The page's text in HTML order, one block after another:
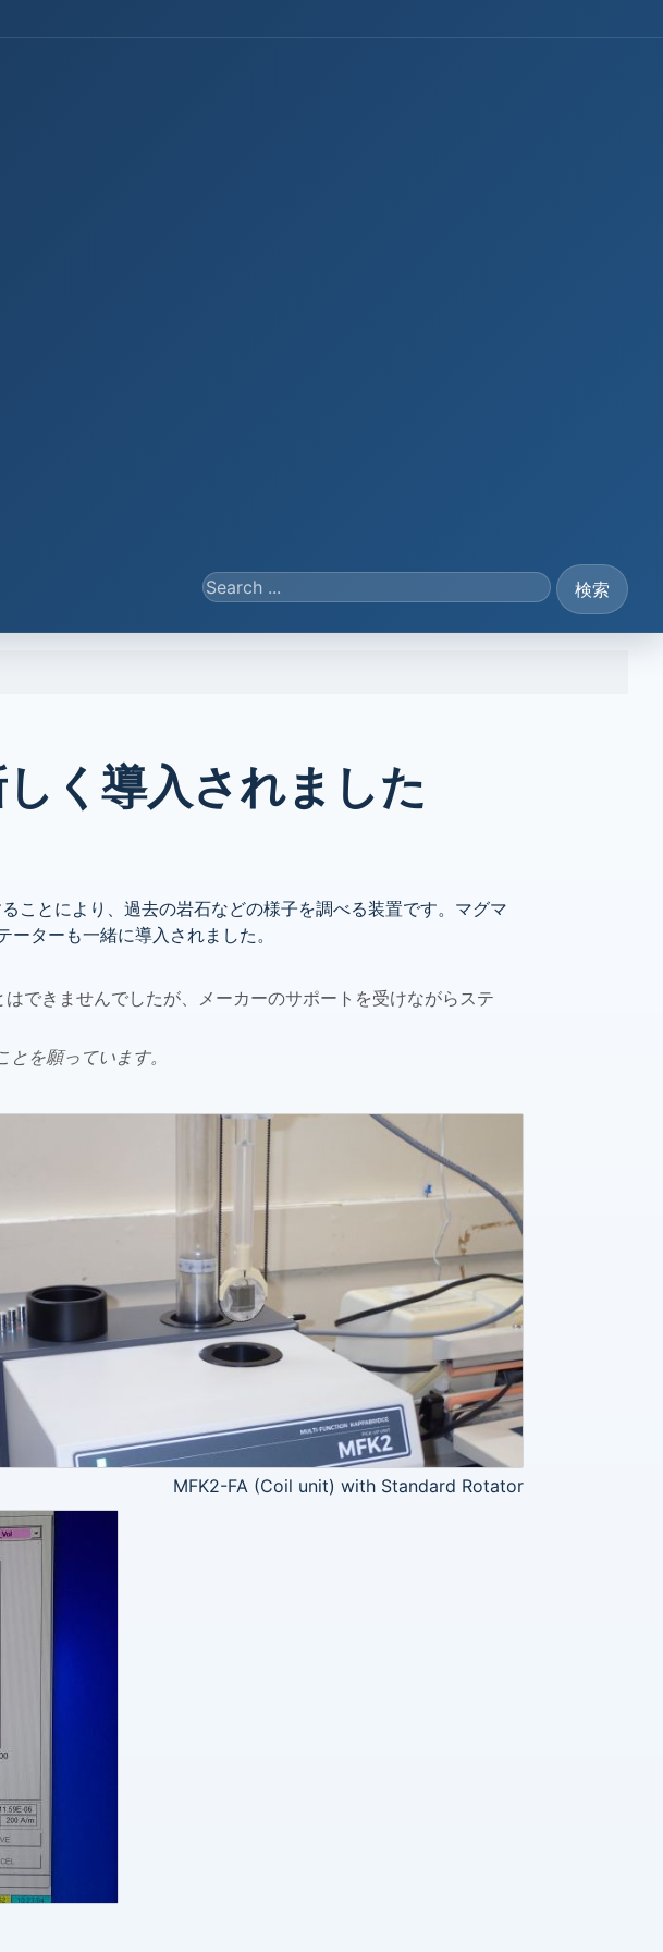
Search ...
検索
く導入されました
ことにより、過去の岩石などの様子を調べる装置です。マグマ
ターも一緒に導入されました。
できませんでしたが、メーカーのサポートを受けながらステ
を願っています。
MFK2-FA (Coil unit) with Standard Rotator